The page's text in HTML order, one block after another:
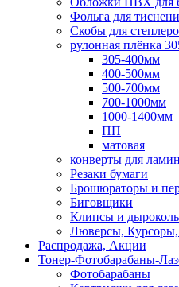
Фольга для
Скобы для
рулонная плёнка
305-400мм
400-500мм
500-700мм
700-1000мм
1000-1400мм
ПП
матовая
конверты для
Резаки бумаги
Брошюраторы и
Биговщики
Клипсы и
Люверсы, Курсоры,
Распродажа, Акции
Тонер-Фотобарабаны-
Фотобарабаны